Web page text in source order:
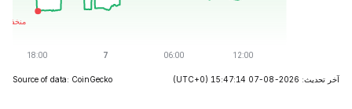
آخر تحديث: 2026-08-07 15:47:14 (UTC+0)
Source of data: CoinGecko